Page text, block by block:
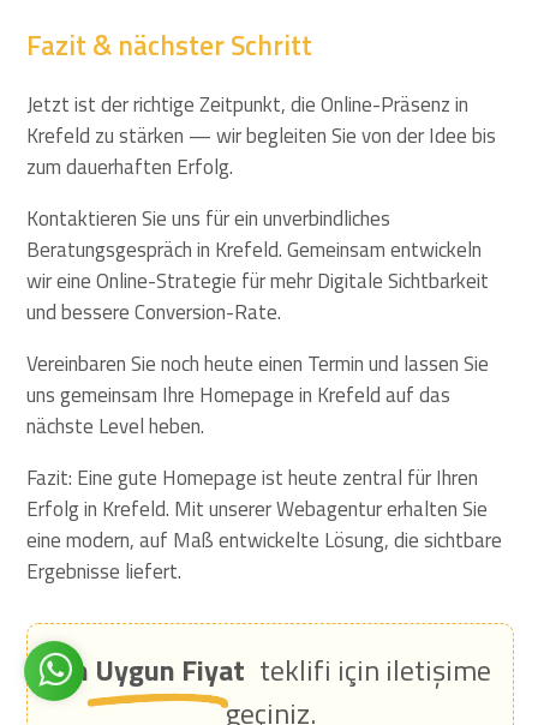
Fazit & nächster Schritt
Jetzt ist der richtige Zeitpunkt, die Online-Präsenz in
Krefeld zu stärken — wir begleiten Sie von der Idee bis
zum dauerhaften Erfolg.
Kontaktieren Sie uns für ein unverbindliches
Beratungsgespräch in Krefeld. Gemeinsam entwickeln
wir eine Online-Strategie für mehr Digitale Sichtbarkeit
und bessere Conversion-Rate.
Vereinbaren Sie noch heute einen Termin und lassen Sie
uns gemeinsam Ihre Homepage in Krefeld auf das
nächste Level heben.
Fazit: Eine gute Homepage ist heute zentral für Ihren
Erfolg in Krefeld. Mit unserer Webagentur erhalten Sie
eine modern, auf Maß entwickelte Lösung, die sichtbare
Ergebnisse liefert.
En Uygun Fiyat teklifi için iletişime
geçiniz.